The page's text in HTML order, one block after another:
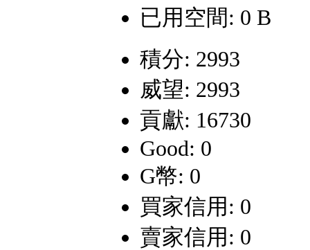
已用空間: 0 B
積分: 2993
威望: 2993
貢獻: 16730
Good: 0
G幣: 0
買家信用: 0
賣家信用: 0